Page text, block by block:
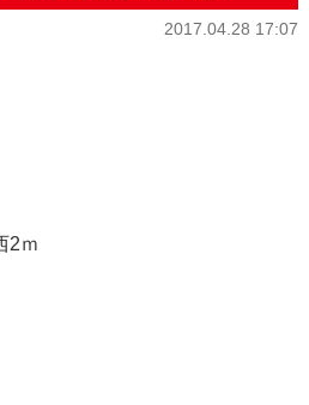
2017.04.28 17:07
2ｍ